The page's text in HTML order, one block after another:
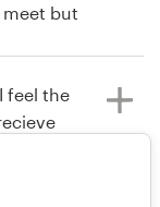
but
feel the